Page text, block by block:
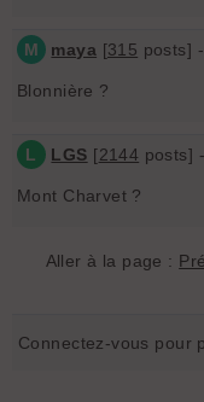
M maya [315 posts]
Blonnière ?
L LGS [2144 posts]
Mont Charvet ?
Aller à la page :
Connectez-vous pour